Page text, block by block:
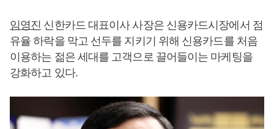
임영진 신한카드 대표이사 사장은 신용카드시장에서 점
유율 하락을 막고 선두를 지키기 위해 신용카드를 처음
이용하는 젊은 세대를 고객으로 끌어들이는 마케팅을
강화하고 있다.